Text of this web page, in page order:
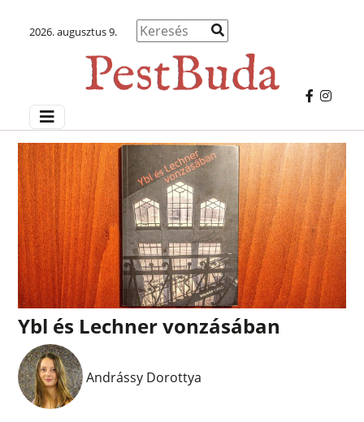
2026. augusztus 9.
Ybl és Lechner vonzásában
Andrássy Dorottya